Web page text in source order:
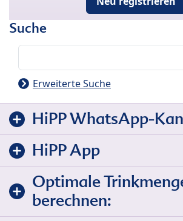
Suche
Erweiterte Suche
HiPP WhatsApp-
HiPP App
Optimale
berechnen: